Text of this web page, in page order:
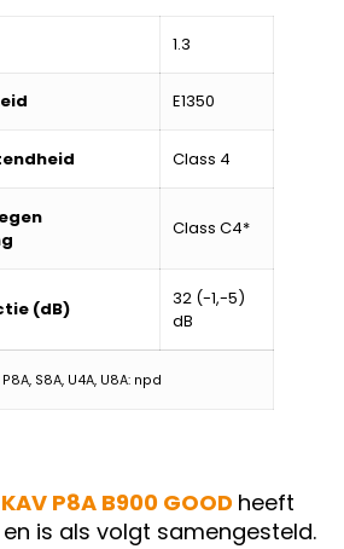
1.3
E1350
Class 4
Class C4*
(dB)
32 (-1,-5)
dB
S8A, U4A, U8A: npd
KAV P8A B900 GOOD heeft
is als volgt samengesteld.